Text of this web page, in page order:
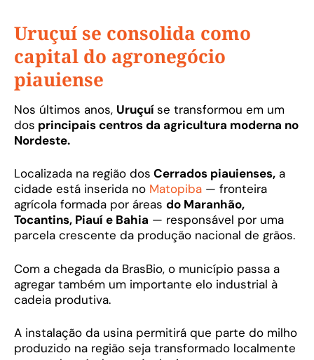
Uruçuí se consolida como
capital do agronegócio
piauiense
Nos últimos anos, Uruçuíse transformou em um
dos principais centros da agricultura moderna no
Nordeste.
Localizada na região dos Cerrados piauienses, a
cidade está inserida no Matopiba — fronteira
agrícola formada por áreas do Maranhão,
Tocantins, Piauí e Bahia — responsável por uma
parcela crescente da produção nacional de grãos.
Com a chegada da BrasBio, o município passa a
agregar também um importante elo industrial à
cadeia produtiva.
A instalação da usina permitirá que parte do milho
produzido na região seja transformado localmente